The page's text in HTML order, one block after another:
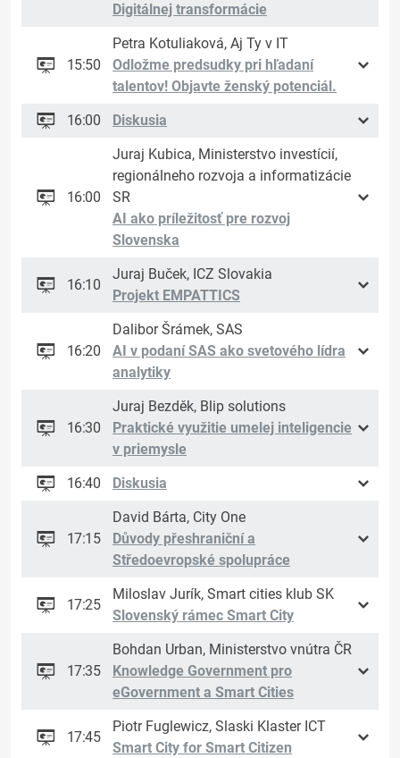
Digitálnej transformácie
15:50
Petra Kotuliaková, Aj Ty v IT
Odložme predsudky pri hľadaní
talentov! Objavte ženský potenciál.
16:00
Diskusia
16:00
Juraj Kubica, Ministerstvo investícií,
regionálneho rozvoja a informatizácie
SR
AI ako príležitosť pre rozvoj
Slovenska
16:10
Juraj Buček, ICZ Slovakia
Projekt EMPATTICS
16:20
Dalibor Šrámek, SAS
AI v podaní SAS ako svetového lídra
analytiky
16:30
Juraj Bezděk, Blip solutions
Praktické využitie umelej inteligencie
v priemysle
16:40
Diskusia
17:15
David Bárta, City One
Důvody přeshraniční a
Středoevropské spolupráce
17:25
Miloslav Jurík, Smart cities klub SK
Slovenský rámec Smart City
17:35
Bohdan Urban, Ministerstvo vnútra ČR
Knowledge Government pro
eGovernment a Smart Cities
17:45
Piotr Fuglewicz, Slaski Klaster ICT
Smart City for Smart Citizen